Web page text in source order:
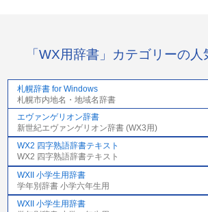
「WX用辞書」カテゴリーの
札幌辞書 for Windows
札幌市内地名・地域名辞書
エヴァンゲリオン辞書
新世紀エヴァンゲリオン辞書 (WX3用)
WX2 四字熟語辞書テキスト
WX2 四字熟語辞書テキスト
WXII 小学生用辞書
学年別辞書 小学六年生用
WXII 小学生用辞書